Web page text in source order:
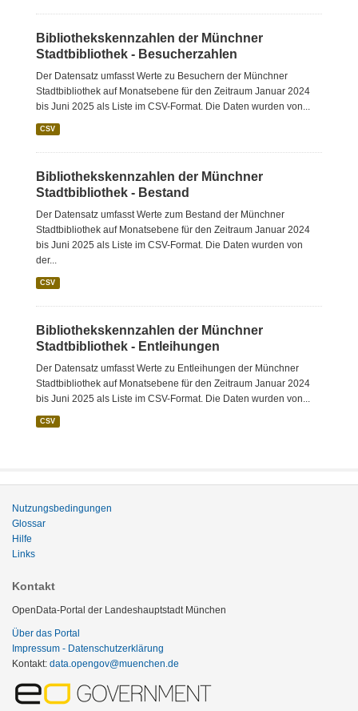
Bibliothekskennzahlen der Münchner
Stadtbibliothek - Besucherzahlen
Der Datensatz umfasst Werte zu Besuchern der Münchner
Stadtbibliothek auf Monatsebene für den Zeitraum Januar 2024
bis Juni 2025 als Liste im CSV-Format. Die Daten wurden von...
CSV
Bibliothekskennzahlen der Münchner
Stadtbibliothek - Bestand
Der Datensatz umfasst Werte zum Bestand der Münchner
Stadtbibliothek auf Monatsebene für den Zeitraum Januar 2024
bis Juni 2025 als Liste im CSV-Format. Die Daten wurden von
der...
CSV
Bibliothekskennzahlen der Münchner
Stadtbibliothek - Entleihungen
Der Datensatz umfasst Werte zu Entleihungen der Münchner
Stadtbibliothek auf Monatsebene für den Zeitraum Januar 2024
bis Juni 2025 als Liste im CSV-Format. Die Daten wurden von...
CSV
Nutzungsbedingungen
Glossar
Hilfe
Links
Kontakt
OpenData-Portal der Landeshauptstadt München
Über das Portal
Impressum - Datenschutzerklärung
Kontakt: data.opengov@muenchen.de